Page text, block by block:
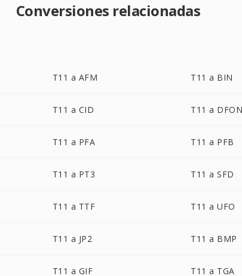
Conversiones relacionadas
T11 a AFM T11 a BIN
T11 a CID T11 a
T11 a PFA T11 a PFB
T11 a PT3 T11 a SFD
T11 a TTF T11 a UFO
T11 a JP2 T11 a BMP
T11 a GIF T11 a TGA